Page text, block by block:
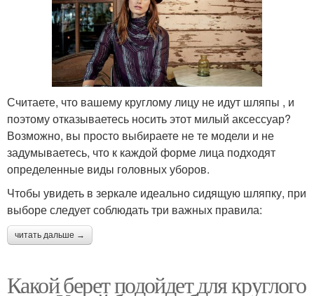
Считаете, что вашему круглому лицу не идут шляпы , и
поэтому отказываетесь носить этот милый аксессуар?
Возможно, вы просто выбираете не те модели и не
задумываетесь, что к каждой форме лица подходят
определенные виды головных уборов.
Чтобы увидеть в зеркале идеально сидящую шляпку, при
выборе следует соблюдать три важных правила:
читать дальше →
Какой берет подойдет для круглого